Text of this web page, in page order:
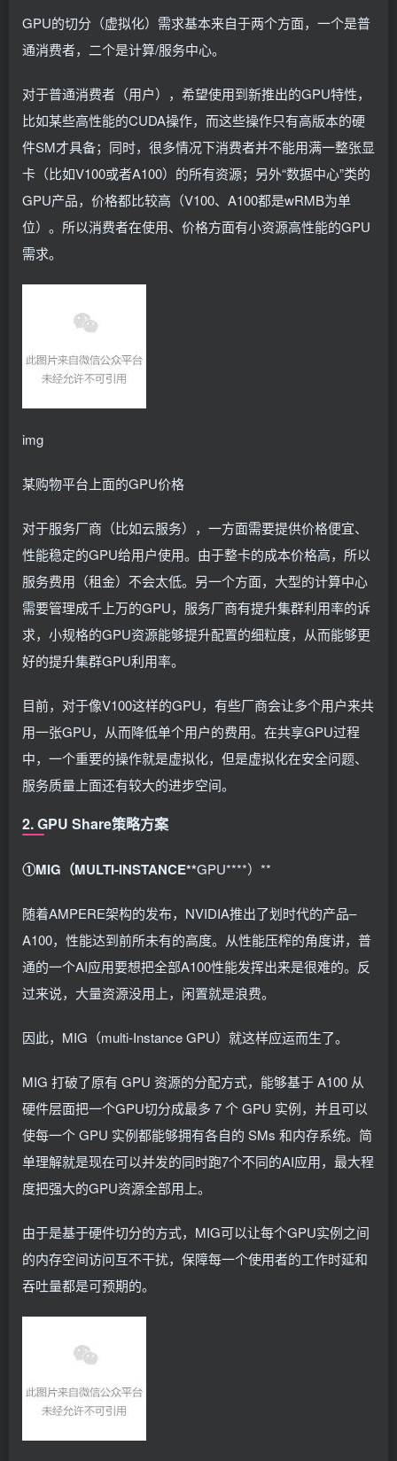
GPU的切分（虚拟化）需求基本来自于两个方面，一个是普
通消费者，二个是计算/服务中心。
对于普通消费者（用户），希望使用到新推出的GPU特性，
比如某些高性能的CUDA操作，而这些操作只有高版本的硬
件SM才具备；同时，很多情况下消费者并不能用满一整张显
卡（比如V100或者A100）的所有资源；另外“数据中心”类的
GPU产品，价格都比较高（V100、A100都是wRMB为单
位）。所以消费者在使用、价格方面有小资源高性能的GPU
需求。
img
某购物平台上面的GPU价格
对于服务厂商（比如云服务），一方面需要提供价格便宜、
性能稳定的GPU给用户使用。由于整卡的成本价格高，所以
服务费用（租金）不会太低。另一个方面，大型的计算中心
需要管理成千上万的GPU，服务厂商有提升集群利用率的诉
求，小规格的GPU资源能够提升配置的细粒度，从而能够更
好的提升集群GPU利用率。
目前，对于像V100这样的GPU，有些厂商会让多个用户来共
用一张GPU，从而降低单个用户的费用。在共享GPU过程
中，一个重要的操作就是虚拟化，但是虚拟化在安全问题、
服务质量上面还有较大的进步空间。
2. GPU Share策略方案
①MIG（MULTI-INSTANCE**GPU****）**
随着AMPERE架构的发布，NVIDIA推出了划时代的产品–
A100，性能达到前所未有的高度。从性能压榨的角度讲，普
通的一个AI应用要想把全部A100性能发挥出来是很难的。反
过来说，大量资源没用上，闲置就是浪费。
因此，MIG（multi-Instance GPU）就这样应运而生了。
MIG 打破了原有 GPU 资源的分配方式，能够基于 A100 从
硬件层面把一个GPU切分成最多 7 个 GPU 实例，并且可以
使每一个 GPU 实例都能够拥有各自的 SMs 和内存系统。简
单理解就是现在可以并发的同时跑7个不同的AI应用，最大程
度把强大的GPU资源全部用上。
由于是基于硬件切分的方式，MIG可以让每个GPU实例之间
的内存空间访问互不干扰，保障每一个使用者的工作时延和
吞吐量都是可预期的。